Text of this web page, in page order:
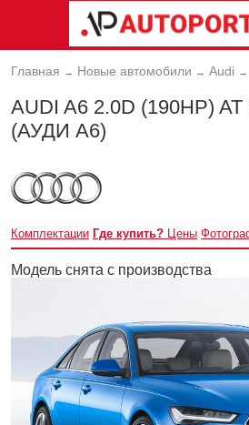
Главная → Новые автомобили → Audi →
AUDI A6 2.0D (190HP) AT
(АУДИ А6)
Комплектации Где купить? Цены
Модель снята с производства